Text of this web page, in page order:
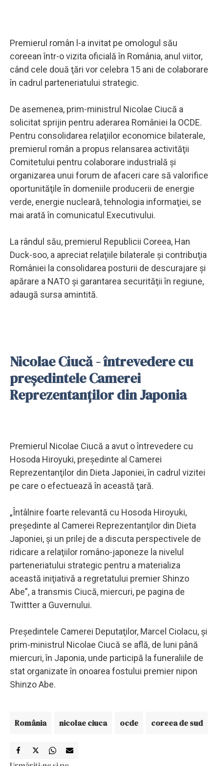
Premierul român l-a invitat pe omologul său
coreean într-o vizita oficială în România, anul viitor,
când cele două ţări vor celebra 15 ani de colaborare
în cadrul parteneriatului strategic.
De asemenea, prim-ministrul Nicolae Ciucă a
solicitat sprijin pentru aderarea României la OCDE.
Pentru consolidarea relaţiilor economice bilaterale,
premierul român a propus relansarea activităţii
Comitetului pentru colaborare industrială şi
organizarea unui forum de afaceri care să valorifice
oportunităţile în domeniile producerii de energie
verde, energie nucleară, tehnologia informaţiei, se
mai arată în comunicatul Executivului.
La rândul său, premierul Republicii Coreea, Han
Duck-soo, a apreciat relaţiile bilaterale şi contribuţia
României la consolidarea posturii de descurajare şi
apărare a NATO şi garantarea securităţii în regiune,
adaugă sursa amintită.
Nicolae Ciucă - întrevedere cu
preşedintele Camerei
Reprezentanţilor din Japonia
Premierul Nicolae Ciucă a avut o întrevedere cu
Hosoda Hiroyuki, preşedinte al Camerei
Reprezentanţilor din Dieta Japoniei, în cadrul vizitei
pe care o efectuează în această ţară.
„Întâlnire foarte relevantă cu Hosoda Hiroyuki,
preşedinte al Camerei Reprezentanţilor din Dieta
Japoniei, şi un prilej de a discuta perspectivele de
ridicare a relaţiilor româno-japoneze la nivelul
parteneriatului strategic pentru a materializa
această iniţiativă a regretatului premier Shinzo
Abe”, a transmis Ciucă, miercuri, pe pagina de
Twittter a Guvernului.
Preşedintele Camerei Deputaţilor, Marcel Ciolacu, şi
prim-ministrul Nicolae Ciucă se află, de luni până
miercuri, în Japonia, unde participă la funeraliile de
stat organizate în onoarea fostului premier nipon
Shinzo Abe.
România nicolae ciuca ocde coreea de sud